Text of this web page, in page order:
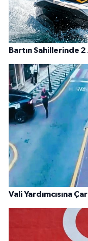
Bartın Sahillerinde
Vali Yardımcısına